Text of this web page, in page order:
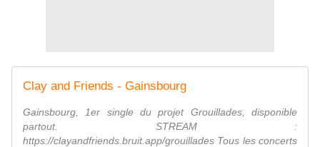
Clay and Friends - Gainsbourg
Gainsbourg, 1er single du projet Grouillades, disponible
partout. STREAM :
https://clayandfriends.bruit.app/grouillades Tous les concerts